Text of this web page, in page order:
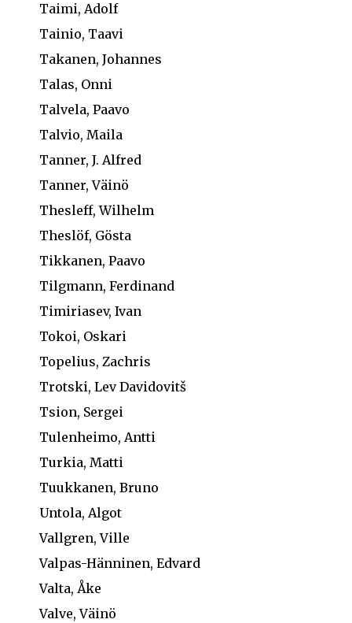
Taimi, Adolf
Tainio, Taavi
Takanen, Johannes
Talas, Onni
Talvela, Paavo
Talvio, Maila
Tanner, J. Alfred
Tanner, Väinö
Thesleff, Wilhelm
Theslöf, Gösta
Tikkanen, Paavo
Tilgmann, Ferdinand
Timiriasev, Ivan
Tokoi, Oskari
Topelius, Zachris
Trotski, Lev Davidovitš
Tsion, Sergei
Tulenheimo, Antti
Turkia, Matti
Tuukkanen, Bruno
Untola, Algot
Vallgren, Ville
Valpas-Hänninen, Edvard
Valta, Åke
Valve, Väinö